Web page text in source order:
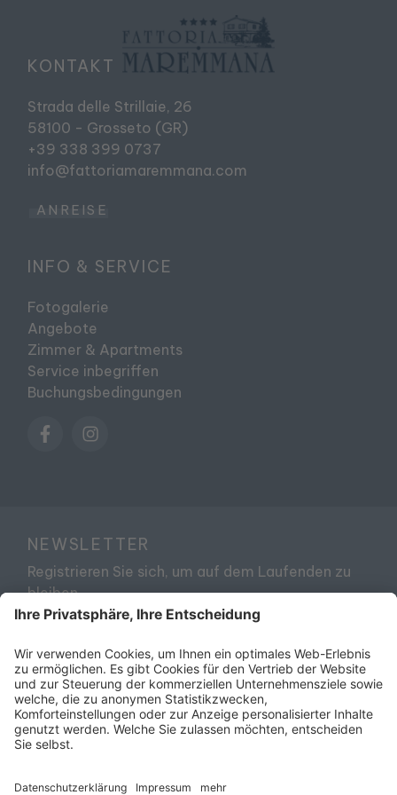
KONTAKT
Strada delle Strillaie, 26
58100 - Grosseto (GR)
+39 338 399 0737
info@fattoriamaremmana.com
ANREISE
INFO & SERVICE
Fotogalerie
Angebote
Zimmer & Apartments
Service inbegriffen
Buchungsbedingungen
NEWSLETTER
Registrieren Sie sich, um auf dem Laufenden zu
bleiben
Ich akzeptiere die Datenschutzerklärung
ANMELDEN